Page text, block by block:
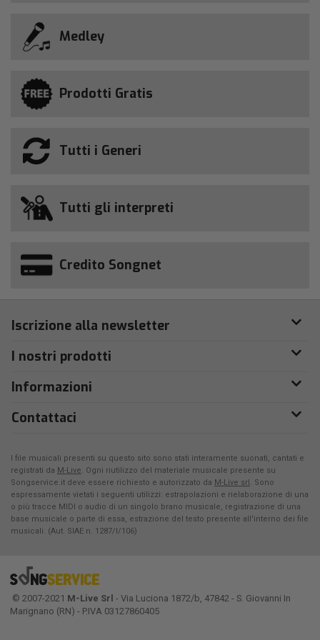
Medley
Prodotti Gratis
Tutti i Generi
Tutti gli interpreti
Credito Songnet
Iscrizione alla newsletter
I nostri prodotti
Informazioni
Contattaci
I file musicali presenti su questo sito sono stati interamente suonati, cantati e
registrati da M-Live. Ogni riutilizzo del materiale musicale presente su
Songservice.it deve essere richiesto e autorizzato da M-Live srl. Sono
espressamente vietati i seguenti utilizzi: estrapolazioni e rielaborazione di una
o più tracce MIDI o audio di un singolo brano musicale, registrazione di una
base musicale o parte di essa, estrazione del testo presente all'interno dei file
musicali. (Aut. SIAE n. 1287/I/106)
© 2007-2021 M-Live Srl - Via Luciona 1872/b, 47842 - S. Giovanni In
Marignano (RN) - P.IVA 03127860405